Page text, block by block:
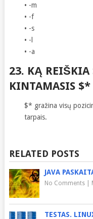
• -m
• -f
• -s
• -l
• -a
23. KĄ REIŠKIA
KINTAMASIS $*
$* gražina visų
tarpais.
RELATED POSTS
JAVA
No Comments|
TESTAS.